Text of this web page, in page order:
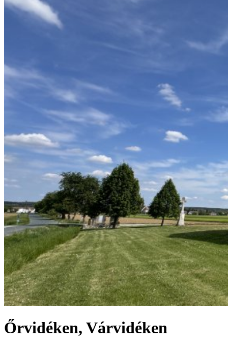
Őrvidéken, Várvidéken